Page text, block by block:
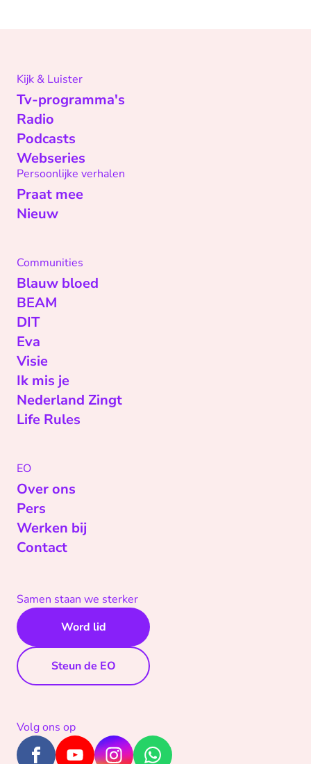
Kijk & Luister
Tv-programma's
Radio
Podcasts
Webseries
Persoonlijke verhalen
Praat mee
Nieuw
Communities
Blauw bloed
BEAM
DIT
Eva
Visie
Ik mis je
Nederland Zingt
Life Rules
EO
Over ons
Pers
Werken bij
Contact
Samen staan we sterker
Word lid
Steun de EO
Volg ons op